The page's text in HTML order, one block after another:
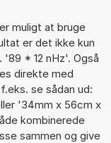
muligt at bruge
er det ikke kun
'89 * 12 nHz'. Også
direkte med
se sådan ud:
'34mm x 56cm x
kombinerede
sammen og give